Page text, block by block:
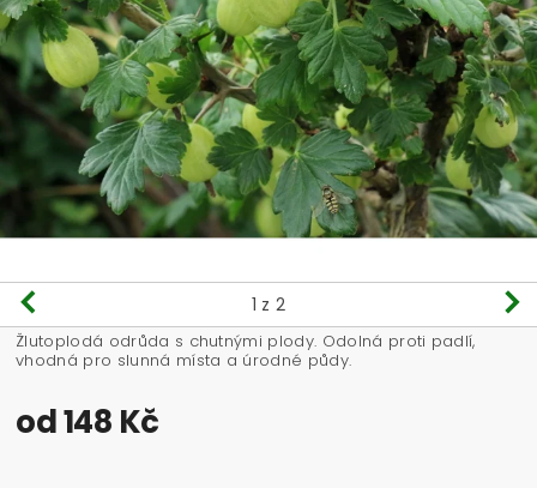
1 z 2
Žlutoplodá odrůda s chutnými plody. Odolná proti padlí,
vhodná pro slunná místa a úrodné půdy.
od 148 Kč